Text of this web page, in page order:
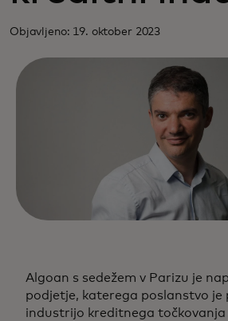
Objavljeno: 19. oktober 2023
Algoan s sedežem v Parizu je
podjetje, katerega poslanstvo je
industrijo kreditnega točkovanja